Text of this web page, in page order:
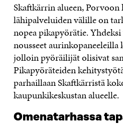
Skaftkärrin alueen, Porvoon
lähipalveluiden välille on
nopea pikapyörätie.
nousseet
jolloin pyöräilijät olisivat
Pikapyöräteiden
parhaillaan Skaftkärristä
kaupunkikeskustan alueelle.
Omenatarhassa